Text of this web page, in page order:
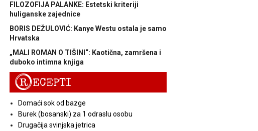
FILOZOFIJA PALANKE: Estetski kriteriji
huliganske zajednice
BORIS DEŽULOVIĆ: Kanye Westu ostala je samo
Hrvatska
„MALI ROMAN O TIŠINI“: Kaotična, zamršena i
duboko intimna knjiga
RECEPTI
Domaći sok od bazge
Burek (bosanski) za 1 odraslu osobu
Drugačija svinjska jetrica